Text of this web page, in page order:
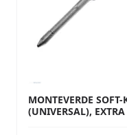
MONTEVERDE
(UNIVERSAL),